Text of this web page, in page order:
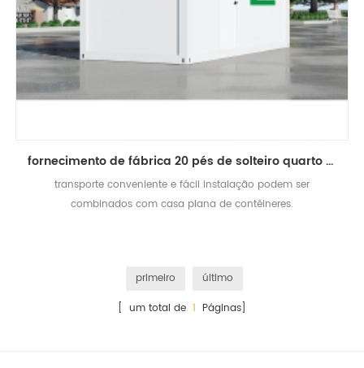
fornecimento de fábrica 20 pés de solteiro quarto minúsculo casa pré-fabricada
transporte conveniente e fácil instalação podem ser
combinados com casa plana de contêineres.
primeiro
último
[ um total de 1 Páginas]